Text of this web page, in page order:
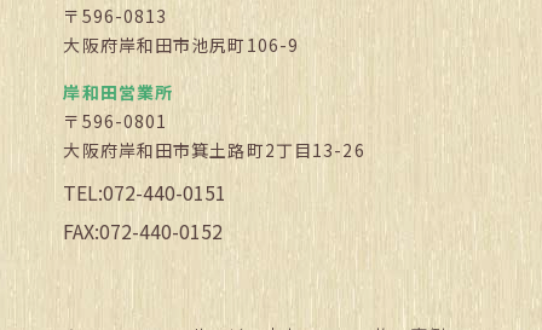
〒596-0813
大阪府岸和田市池尻町106-9
岸和田営業所
〒596-0801
大阪府岸和田市箕土路町2丁目13-26
TEL:072-440-0151
FAX:072-440-0152